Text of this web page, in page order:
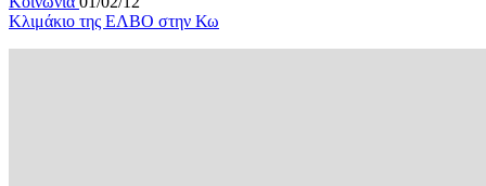
Κλιμάκιο της ΕΛΒΟ στην Κω